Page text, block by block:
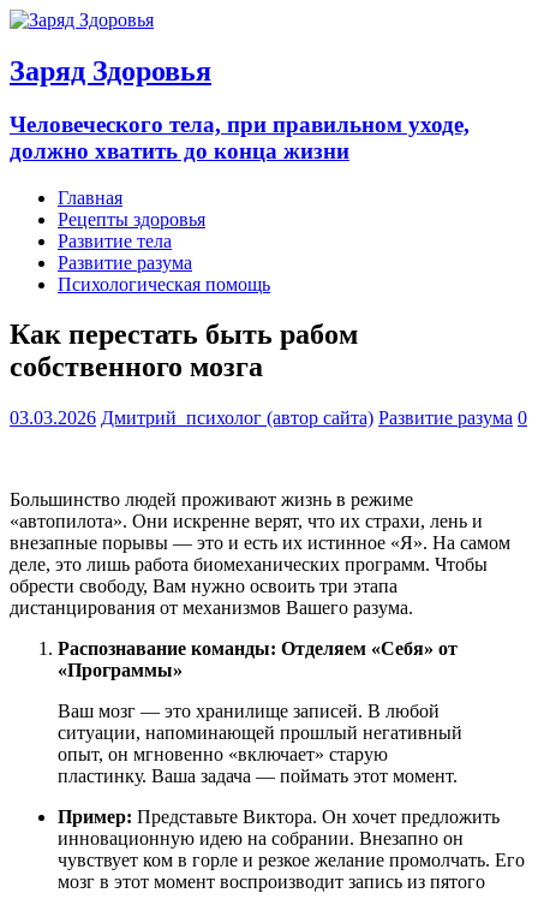
Заряд Здоровья
Человеческого тела, при правильном уходе,
должно хватить до конца жизни
Главная
Рецепты здоровья
Развитие тела
Развитие разума
Психологическая помощь
Как перестать быть рабом
собственного мозга
03.03.2026 Дмитрий_психолог (автор сайта) Развитие разума 0
Большинство людей проживают жизнь в режиме
«автопилота». Они искренне верят, что их страхи, лень и
внезапные порывы — это и есть их истинное «Я». На самом
деле, это лишь работа биомеханических программ. Чтобы
обрести свободу, Вам нужно освоить три этапа
дистанцирования от механизмов Вашего разума.
Распознавание команды: Отделяем «Себя» от
«Программы»
Ваш мозг — это хранилище записей. В любой
ситуации, напоминающей прошлый негативный
опыт, он мгновенно «включает» старую
пластинку. Ваша задача — поймать этот момент.
Пример: Представьте Виктора. Он хочет предложить
инновационную идею на собрании. Внезапно он
чувствует ком в горле и резкое желание промолчать. Его
мозг в этот момент воспроизводит запись из пятого